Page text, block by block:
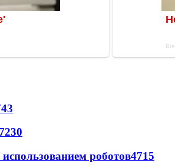
7230
роботов4715